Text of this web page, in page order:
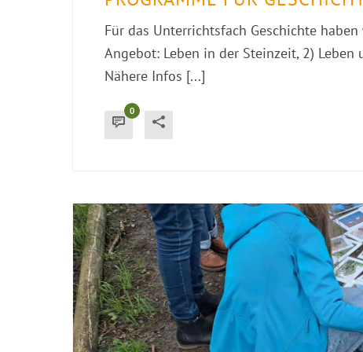
Für das Unterrichtsfach Geschichte
Angebot: Leben in der Steinzeit, 2)
Nähere Infos [...]
0